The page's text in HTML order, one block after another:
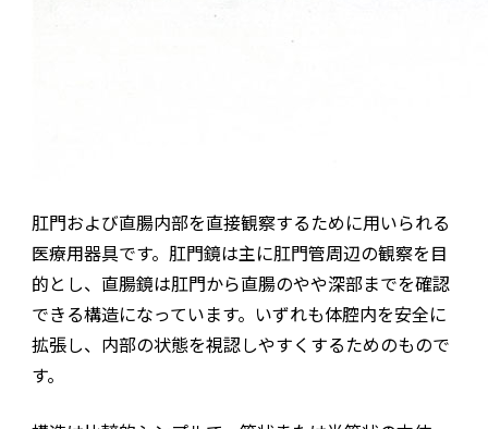
肛門および直腸内部を直接観察するために用いられる
医療用器具です。肛門鏡は主に肛門管周辺の観察を目
的とし、直腸鏡は肛門から直腸のやや深部までを確認
できる構造になっています。いずれも体腔内を安全に
拡張し、内部の状態を視認しやすくするためのもので
す。